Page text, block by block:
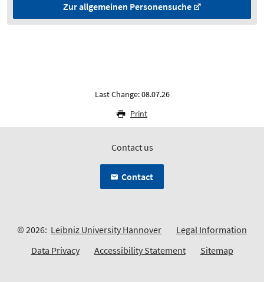
Zur allgemeinen Personensuche
Last Change: 08.07.26
Print
Contact us
Contact
© 2026: Leibniz University Hannover
Legal Information
Data Privacy
Accessibility Statement Sitemap